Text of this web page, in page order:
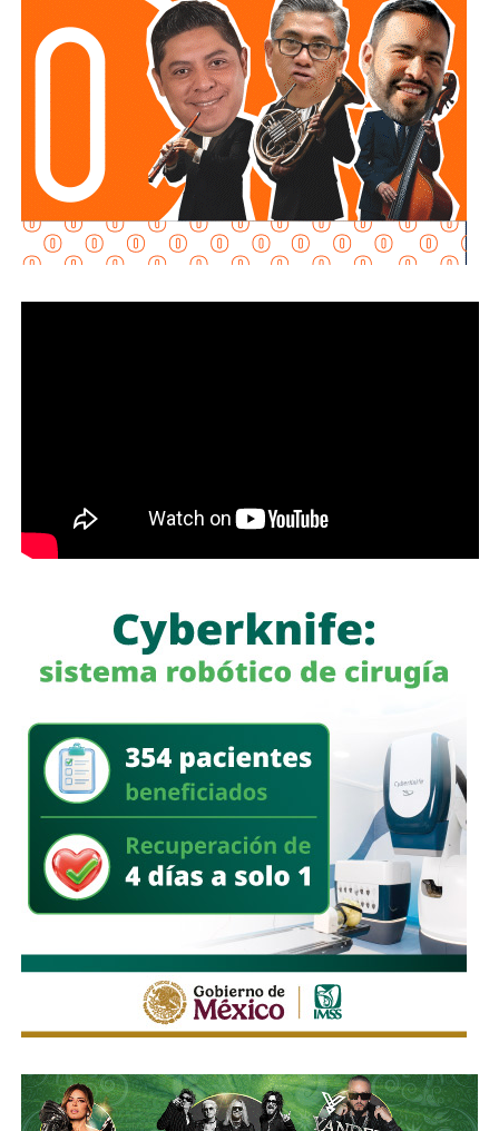
garantizar su soberanía energética”, puntualizó en la
conferencia matutina: “Las mañaneras del pueblo”.
La Jefa del Ejecutivo Federal pidió al Comité seguir